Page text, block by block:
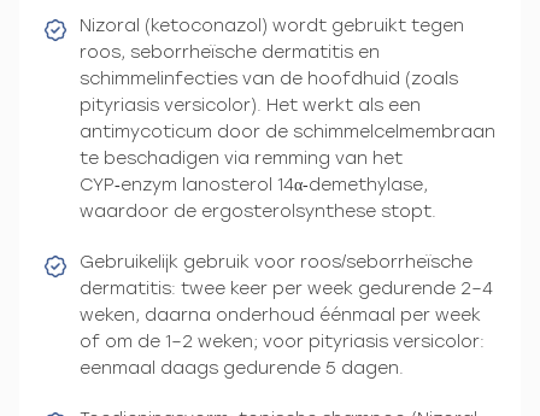
Nizoral (ketoconazol) wordt gebruikt tegen
roos, seborrheïsche dermatitis en
schimmelinfecties van de hoofdhuid (zoals
pityriasis versicolor). Het werkt als een
antimycoticum door de schimmelcelmembraan
te beschadigen via remming van het
CYP‑enzym lanosterol 14α‑demethylase,
waardoor de ergosterolsynthese stopt.
Gebruikelijk gebruik voor roos/seborrheïsche
dermatitis: twee keer per week gedurende 2–4
weken, daarna onderhoud éénmaal per week
of om de 1–2 weken; voor pityriasis versicolor:
eenmaal daags gedurende 5 dagen.